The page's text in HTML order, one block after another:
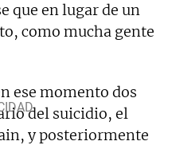
que en lugar de un
como mucha gente
ese momento dos
del suicidio, el
y posteriormente